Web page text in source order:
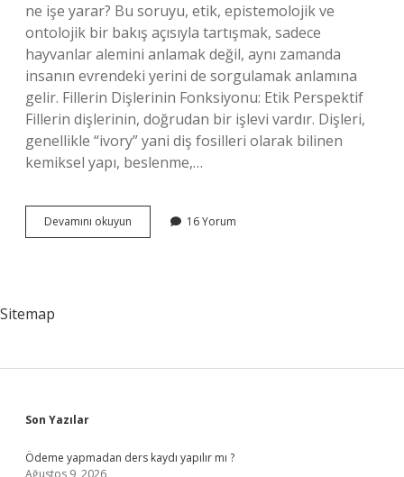
ne işe yarar? Bu soruyu, etik, epistemolojik ve
ontolojik bir bakış açısıyla tartışmak, sadece
hayvanlar alemini anlamak değil, aynı zamanda
insanın evrendeki yerini de sorgulamak anlamına
gelir. Fillerin Dişlerinin Fonksiyonu: Etik Perspektif
Fillerin dişlerinin, doğrudan bir işlevi vardır. Dişleri,
genellikle “ivory” yani diş fosilleri olarak bilinen
kemiksel yapı, beslenme,…
Devamını okuyun
dişleri
16 Yorum
Sitemap
Sidebar
Son Yazılar
Ödeme yapmadan ders kaydı yapılır mı ?
Ağustos 9, 2026